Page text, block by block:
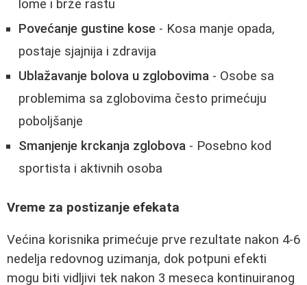
lome i brže rastu
Povećanje gustine kose - Kosa manje opada,
postaje sjajnija i zdravija
Ublažavanje bolova u zglobovima - Osobe sa
problemima sa zglobovima često primećuju
poboljšanje
Smanjenje krckanja zglobova - Posebno kod
sportista i aktivnih osoba
Vreme za postizanje efekata
Većina korisnika primećuje prve rezultate nakon 4-6
nedelja redovnog uzimanja, dok potpuni efekti
mogu biti vidljivi tek nakon 3 meseca kontinuiranog